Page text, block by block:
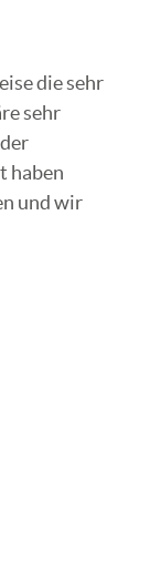
die sehr
sehr
haben
und wir